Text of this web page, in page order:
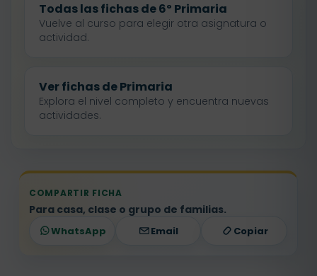
Todas las fichas de 6º Primaria
Vuelve al curso para elegir otra asignatura o
actividad.
Ver fichas de Primaria
Explora el nivel completo y encuentra nuevas
actividades.
COMPARTIR FICHA
Para casa, clase o grupo de familias.
WhatsApp Email Copiar